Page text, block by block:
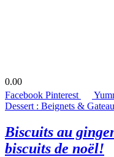
0.00
Facebook Pinterest
Dessert : Beignets &
Biscuits au
biscuits de noël!